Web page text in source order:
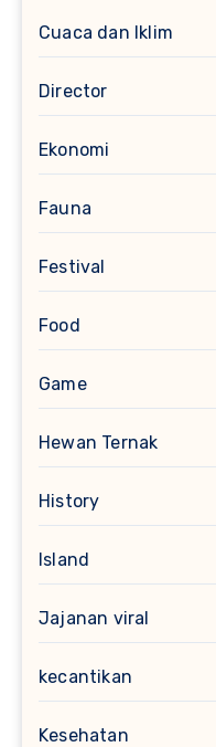
Cuaca dan Iklim
Director
Ekonomi
Fauna
Festival
Food
Game
Hewan Ternak
History
Island
Jajanan viral
kecantikan
Kesehatan